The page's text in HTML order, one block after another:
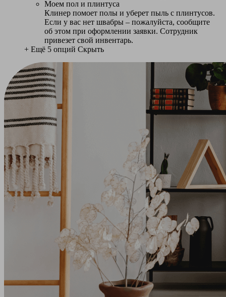
Моем пол и плинтуса
Клинер помоет полы и уберет пыль с плинтусов.
Если у вас нет швабры – пожалуйста, сообщите
об этом при оформлении заявки. Сотрудник
привезет свой инвентарь.
+ Ещё 5 опций Скрыть